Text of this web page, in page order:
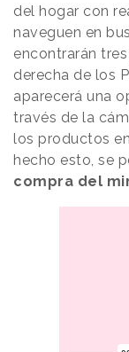
del hogar con
naveguen en
encontrarán
derecha de los
aparecerá una
través de la
los productos
hecho esto, se
compra del